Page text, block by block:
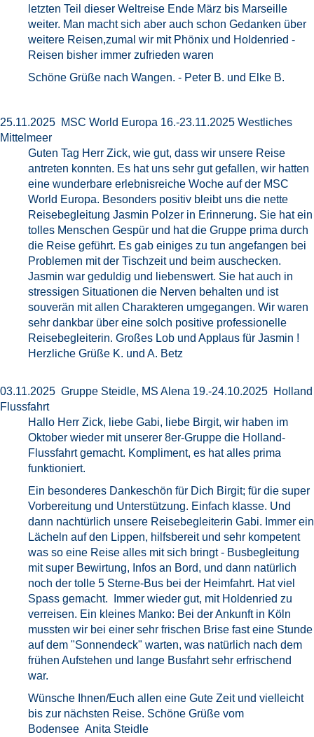
letzten Teil dieser Weltreise Ende März bis Marseille
weiter. Man macht sich aber auch schon Gedanken über
weitere Reisen,zumal wir mit Phönix und Holdenried -
Reisen bisher immer zufrieden waren
Schöne Grüße nach Wangen. - Peter B. und Elke B.
25.11.2025 MSC World Europa 16.-23.11.2025 Westliches
Mittelmeer
Guten Tag Herr Zick, wie gut, dass wir unsere Reise
antreten konnten. Es hat uns sehr gut gefallen, wir hatten
eine wunderbare erlebnisreiche Woche auf der MSC
World Europa. Besonders positiv bleibt uns die nette
Reisebegleitung Jasmin Polzer in Erinnerung. Sie hat ein
tolles Menschen Gespür und hat die Gruppe prima durch
die Reise geführt. Es gab einiges zu tun angefangen bei
Problemen mit der Tischzeit und beim auschecken.
Jasmin war geduldig und liebenswert. Sie hat auch in
stressigen Situationen die Nerven behalten und ist
souverän mit allen Charakteren umgegangen. Wir waren
sehr dankbar über eine solch positive professionelle
Reisebegleiterin. Großes Lob und Applaus für Jasmin !
Herzliche Grüße K. und A. Betz
03.11.2025 Gruppe Steidle, MS Alena 19.-24.10.2025 Holland
Flussfahrt
Hallo Herr Zick, liebe Gabi, liebe Birgit, wir haben im
Oktober wieder mit unserer 8er-Gruppe die Holland-
Flussfahrt gemacht. Kompliment, es hat alles prima
funktioniert.
Ein besonderes Dankeschön für Dich Birgit; für die super
Vorbereitung und Unterstützung. Einfach klasse. Und
dann nachtürlich unsere Reisebegleiterin Gabi. Immer ein
Lächeln auf den Lippen, hilfsbereit und sehr kompetent
was so eine Reise alles mit sich bringt - Busbegleitung
mit super Bewirtung, Infos an Bord, und dann natürlich
noch der tolle 5 Sterne-Bus bei der Heimfahrt. Hat viel
Spass gemacht. Immer wieder gut, mit Holdenried zu
verreisen. Ein kleines Manko: Bei der Ankunft in Köln
mussten wir bei einer sehr frischen Brise fast eine Stunde
auf dem "Sonnendeck" warten, was natürlich nach dem
frühen Aufstehen und lange Busfahrt sehr erfrischend
war.
Wünsche Ihnen/Euch allen eine Gute Zeit und vielleicht
bis zur nächsten Reise. Schöne Grüße vom
Bodensee Anita Steidle